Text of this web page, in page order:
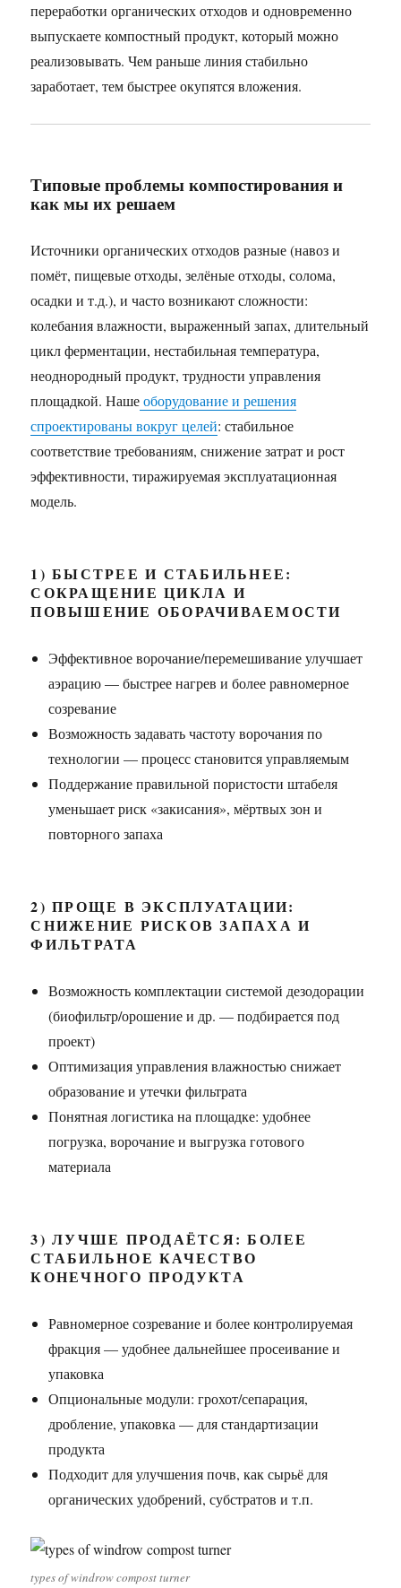
переработки органических отходов и одновременно
выпускаете компостный продукт, который можно
реализовывать. Чем раньше линия стабильно
заработает, тем быстрее окупятся вложения.
Типовые проблемы компостирования и
как мы их решаем
Источники органических отходов разные (навоз и
помёт, пищевые отходы, зелёные отходы, солома,
осадки и т.д.), и часто возникают сложности:
колебания влажности, выраженный запах, длительный
цикл ферментации, нестабильная температура,
неоднородный продукт, трудности управления
площадкой. Нашеоборудование и решения
спроектированы вокруг целей: стабильное
соответствие требованиям, снижение затрат и рост
эффективности, тиражируемая эксплуатационная
модель.
1) БЫСТРЕЕ И СТАБИЛЬНЕЕ:
СОКРАЩЕНИЕ ЦИКЛА И
ПОВЫШЕНИЕ ОБОРАЧИВАЕМОСТИ
Эффективное ворочание/перемешивание улучшает
аэрацию — быстрее нагрев и более равномерное
созревание
Возможность задавать частоту ворочания по
технологии — процесс становится управляемым
Поддержание правильной пористости штабеля
уменьшает риск «закисания», мёртвых зон и
повторного запаха
2) ПРОЩЕ В ЭКСПЛУАТАЦИИ:
СНИЖЕНИЕ РИСКОВ ЗАПАХА И
ФИЛЬТРАТА
Возможность комплектации системой дезодорации
(биофильтр/орошение и др. — подбирается под
проект)
Оптимизация управления влажностью снижает
образование и утечки фильтрата
Понятная логистика на площадке: удобнее
погрузка, ворочание и выгрузка готового
материала
3) ЛУЧШЕ ПРОДАЁТСЯ: БОЛЕЕ
СТАБИЛЬНОЕ КАЧЕСТВО
КОНЕЧНОГО ПРОДУКТА
Равномерное созревание и более контролируемая
фракция — удобнее дальнейшее просеивание и
упаковка
Опциональные модули: грохот/сепарация,
дробление, упаковка — для стандартизации
продукта
Подходит для улучшения почв, как сырьё для
органических удобрений, субстратов и т.п.
types of windrow compost turner